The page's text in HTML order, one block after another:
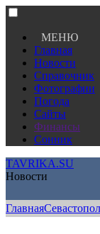
МЕНЮ
Главная
Новости
Справочник
Фотографии
Погода
Сайты
Финансы
Сонник
TAVRIKA.SU
Новости
Главная